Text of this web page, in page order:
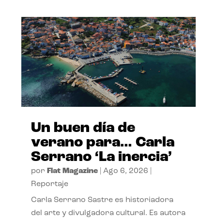
Un buen día de
verano para… Carla
Serrano ‘La inercia’
por Flat Magazine| Ago 6, 2026
Reportaje
Carla Serrano Sastre es historiadora
del arte y divulgadora cultural. Es autora